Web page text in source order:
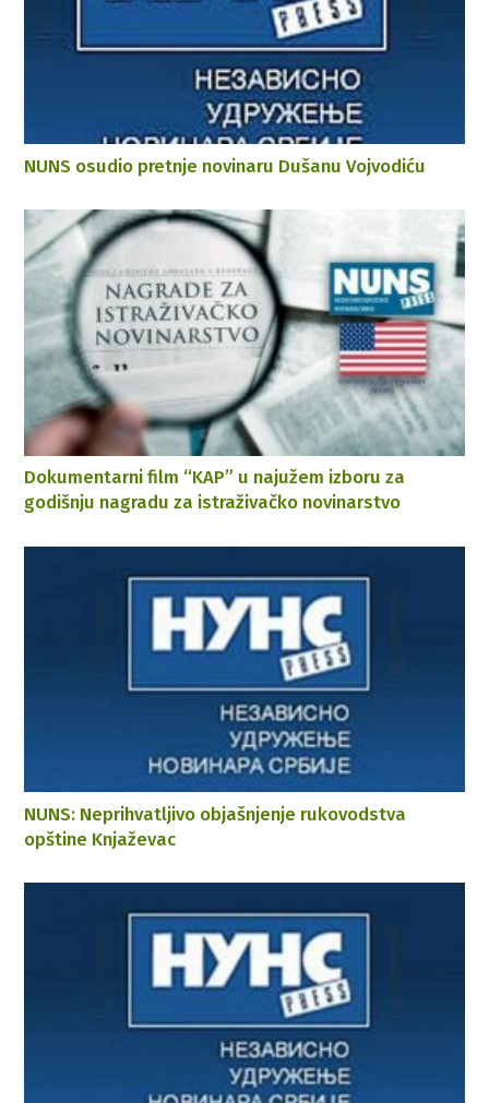
NUNS osudio pretnje novinaru Dušanu Vojvodiću
Dokumentarni film “KAP” u najužem izboru za
godišnju nagradu za istraživačko novinarstvo
NUNS: Neprihvatljivo objašnjenje rukovodstva
opštine Knjaževac